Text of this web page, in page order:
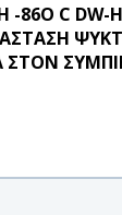
C DW-